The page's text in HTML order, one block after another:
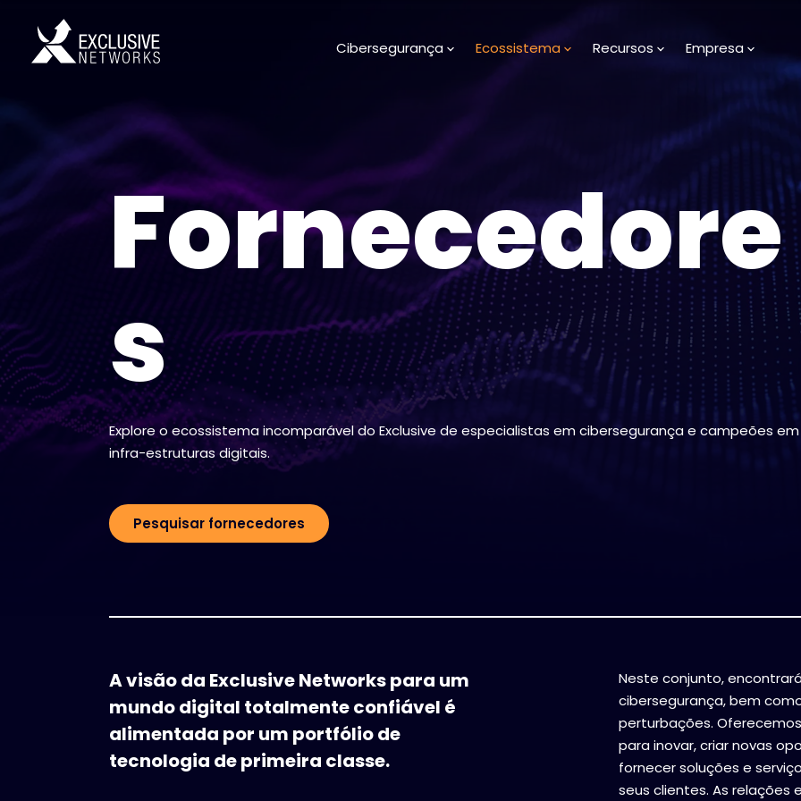
Cibersegurança Ecossistema Recursos Empresa
Fornecedore
s
Explore o ecossistema incomparável do Exclusive de especialistas em cibersegurança e campeões em
infra-estruturas digitais.
Pesquisar fornecedores
A visão da Exclusive Networks para um
mundo digital totalmente confiável é
alimentada por um portfólio de
tecnologia de primeira classe.
Neste conjunto,
cibersegurança, bem
perturbações.
para inovar, criar novas
fornecer soluções e
seus clientes. As